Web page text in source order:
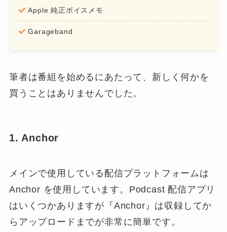
Apple 純正ボイスメモ
Garageband
筆者は番組を始めるにあたって、新しく何かを
買うことはありませんでした。
1. Anchor
メインで使用している配信プラットフォームは
Anchor を使用しています。Podcast 配信アプリ
はいくつかありますが 『Anchor』は収録してか
らアップロードまでが非常に簡単です。